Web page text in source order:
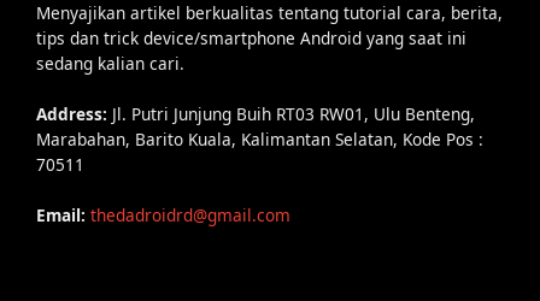
Menyajikan artikel berkualitas tentang tutorial cara, berita,
tips dan trick device/smartphone Android yang saat ini
sedang kalian cari.
Address: Jl. Putri Junjung Buih RT03 RW01, Ulu Benteng,
Marabahan, Barito Kuala, Kalimantan Selatan, Kode Pos :
70511
Email: thedadroidrd@gmail.com